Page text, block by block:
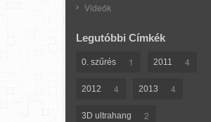
Videók
Legutóbbi Címkék
0. szűrés 1 2011 4
2012 4 2013 4
3D ultrahang 2